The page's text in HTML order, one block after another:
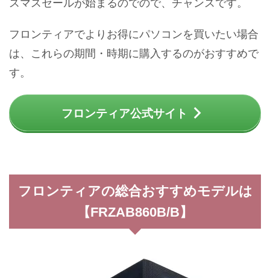
スマスセールが始まるのでので、チャンスです。
フロンティアでよりお得にパソコンを買いたい場合
は、これらの期間・時期に購入するのがおすすめで
す。
フロンティア公式サイト
フロンティアの総合おすすめモデルは
【FRZAB860B/B】